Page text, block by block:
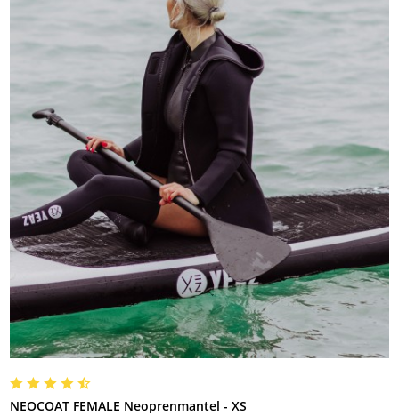
NEOCOAT FEMALE Neoprenmantel - XS